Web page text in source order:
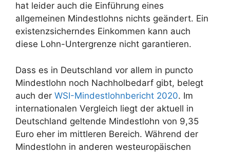
hat leider auch die Einführung eines
allgemeinen Mindestlohns nichts geändert. Ein
existenzsicherndes Einkommen kann auch
diese Lohn-Untergrenze nicht garantieren.
Dass es in Deutschland vor allem in puncto
Mindestlohn noch Nachholbedarf gibt, belegt
auch der WSI-Mindestlohnbericht 2020. Im
internationalen Vergleich liegt der aktuell in
Deutschland geltende Mindestlohn von 9,35
Euro eher im mittleren Bereich. Während der
Mindestlohn in anderen westeuropäischen